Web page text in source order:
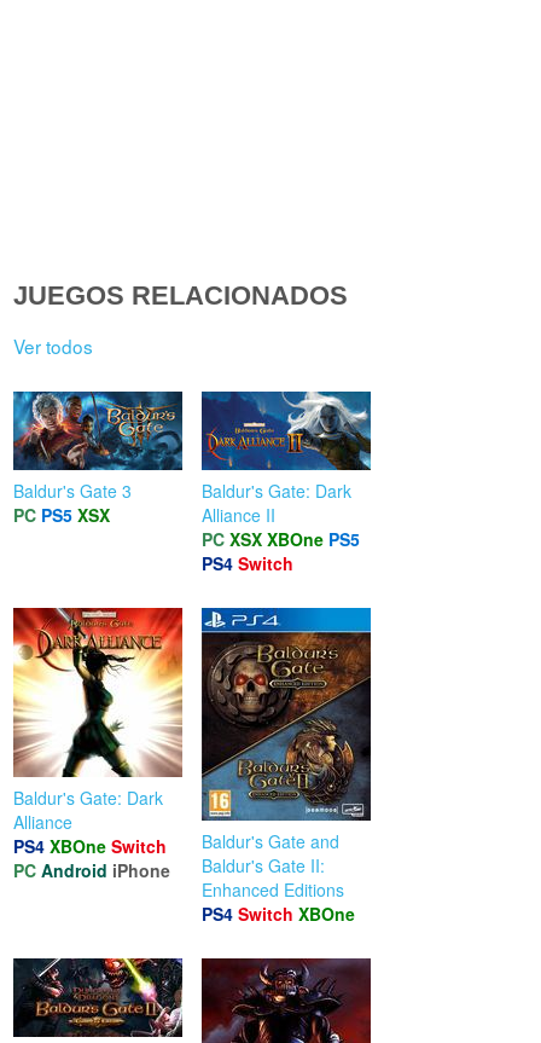
JUEGOS RELACIONADOS
Ver todos
Baldur's Gate 3
PC PS5 XSX
Baldur's Gate: Dark
Alliance II
PC XSX XBOne PS5
PS4 Switch
Baldur's Gate: Dark
Alliance
PS4 XBOne Switch
PC Android iPhone
Baldur's Gate and
Baldur's Gate II:
Enhanced Editions
PS4 Switch XBOne